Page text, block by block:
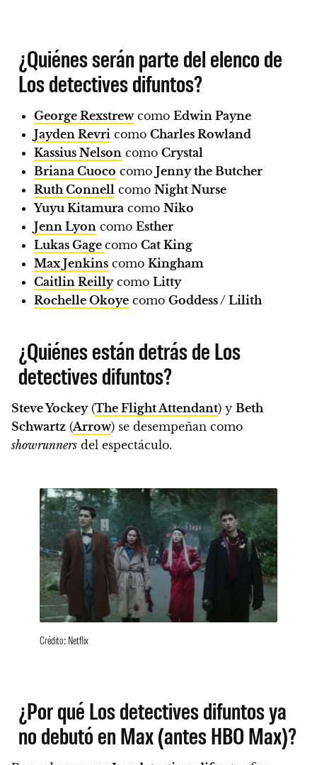
¿Quiénes serán parte del elenco de
Los detectives difuntos?
George Rexstrewcomo Edwin Payne
Jayden Revri como Charles Rowland
Kassius Nelson como Crystal
Briana Cuoco como Jenny the Butcher
Ruth Connell como Night Nurse
Yuyu Kitamura como Niko
Jenn Lyon como Esther
Lukas Gage como Cat King
Max Jenkins como Kingham
Caitlin Reillycomo Litty
Rochelle Okoye como Goddess / Lilith
¿Quiénes están detrás de Los
detectives difuntos?
Steve Yockey(The Flight Attendant) y Beth
Schwartz (Arrow) se desempeñan como
showrunners del espectáculo.
Crédito: Netflix
¿Por qué Los detectives difuntos ya
no debutó en Max (antes HBO Max)?